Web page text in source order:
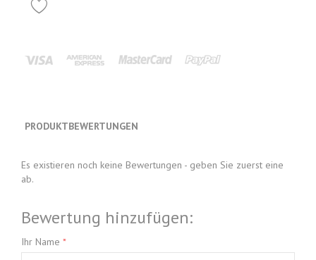
PRODUKTBEWERTUNGEN
Es existieren noch keine Bewertungen - geben Sie zuerst eine
ab.
Bewertung hinzufügen:
Ihr Name